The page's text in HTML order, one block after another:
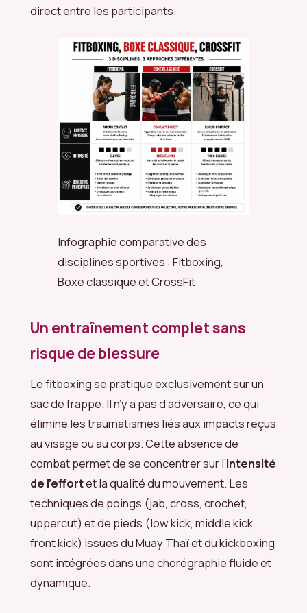
direct entre les participants.
Infographie comparative des
disciplines sportives : Fitboxing,
Boxe classique et CrossFit
Un entraînement complet sans
risque de blessure
Le fitboxing se pratique exclusivement sur un
sac de frappe. Il n’y a pas d’adversaire, ce qui
élimine les traumatismes liés aux impacts reçus
au visage ou au corps. Cette absence de
combat permet de se concentrer sur l’intensité
de l’effortet la qualité du mouvement. Les
techniques de poings (jab, cross, crochet,
uppercut) et de pieds (low kick, middle kick,
front kick) issues du Muay Thaï et du kickboxing
sont intégrées dans une chorégraphie fluide et
dynamique.